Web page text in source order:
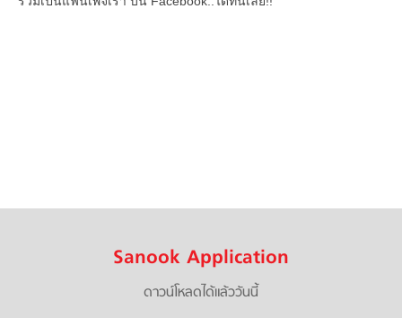
Sanook Application
ดาวน์โหลดได้แล้ววันนี้